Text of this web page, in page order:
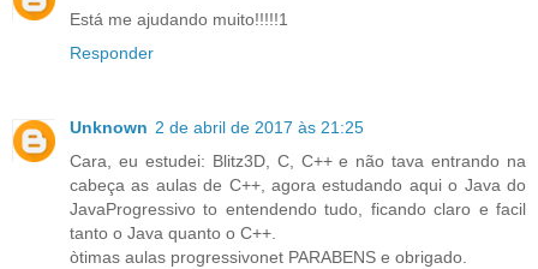
Está me ajudando muito!!!!!1
Responder
Unknown 2 de abril de 2017 às 21:25
Cara, eu estudei: Blitz3D, C, C++ e não tava entrando na
cabeça as aulas de C++, agora estudando aqui o Java do
JavaProgressivo to entendendo tudo, ficando claro e facil
tanto o Java quanto o C++.
òtimas aulas progressivonet PARABENS e obrigado.